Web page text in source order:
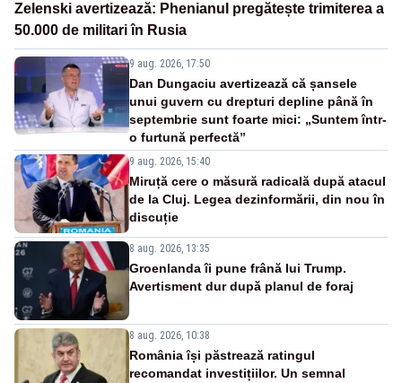
Zelenski avertizează: Phenianul pregătește trimiterea a
50.000 de militari în Rusia
9 aug. 2026, 17:50
Dan Dungaciu avertizează că șansele
unui guvern cu drepturi depline până în
septembrie sunt foarte mici: „Suntem într-
o furtună perfectă”
9 aug. 2026, 15:40
Miruță cere o măsură radicală după atacul
de la Cluj. Legea dezinformării, din nou în
discuție
8 aug. 2026, 13:35
Groenlanda îi pune frână lui Trump.
Avertisment dur după planul de foraj
8 aug. 2026, 10:38
România își păstrează ratingul
recomandat investițiilor. Un semnal